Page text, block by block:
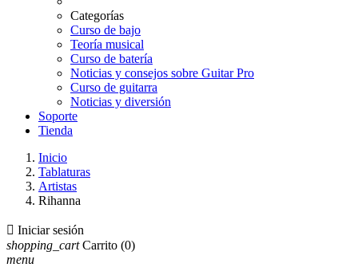
Categorías
Curso de bajo
Teoría musical
Curso de batería
Noticias y consejos sobre Guitar Pro
Curso de guitarra
Noticias y diversión
Soporte
Tienda
Inicio
Tablaturas
Artistas
Rihanna
 Iniciar sesión
shopping_cart Carrito (0)
menu